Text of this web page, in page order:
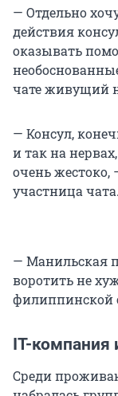
— Отдельно
действия
оказывать
чате живущий
— Консул,
и так на
очень жестоко,
участница чата.
— Манильская
воротить не
филиппинской
IT-компания
Среди